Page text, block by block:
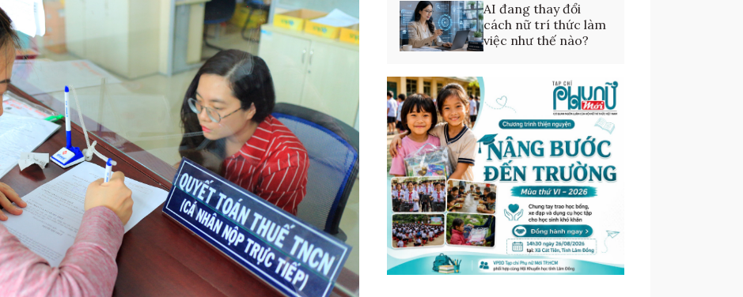
AI đang thay đổi
cách nữ trí thức làm
việc như thế nào?